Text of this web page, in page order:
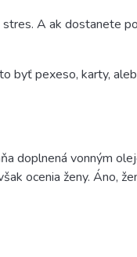
stres. A ak dostanete
byť pexeso, karty,
doplnená vonným
ocenia ženy. Áno,